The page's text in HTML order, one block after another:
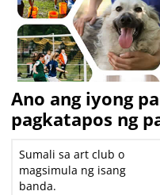
Ano ang iyong
pagkatapos ng
Sumali sa art club o
magsimula ng isang
banda.